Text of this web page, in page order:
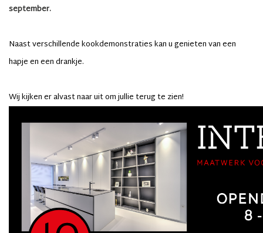
september.
Naast verschillende kookdemonstraties kan u genieten van een
hapje en een drankje.
Wij kijken er alvast naar uit om jullie terug te zien!